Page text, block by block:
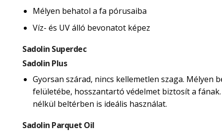
Mélyen behatol a fa pórusaiba
Víz- és UV álló bevonatot képez
Sadolin Superdec
Sadolin Plus
Gyorsan szárad, nincs kellemetlen szaga. Mélyen
felületébe, hosszantartó védelmet biztosít a
nélkül beltérben is ideális használat.
Sadolin Parquet Oil